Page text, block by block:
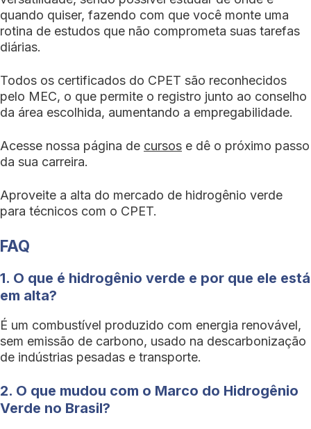
quando quiser, fazendo com que você monte uma
rotina de estudos que não comprometa suas tarefas
diárias.
Todos os certificados do CPET são reconhecidos
pelo MEC, o que permite o registro junto ao conselho
da área escolhida, aumentando a empregabilidade.
Acesse nossa página de cursos e dê o próximo passo
da sua carreira.
Aproveite a alta do mercado de hidrogênio verde
para técnicos com o CPET.
FAQ
1. O que é hidrogênio verde e por que ele está
em alta?
É um combustível produzido com energia renovável,
sem emissão de carbono, usado na descarbonização
de indústrias pesadas e transporte.
2. O que mudou com o Marco do Hidrogênio
Verde no Brasil?